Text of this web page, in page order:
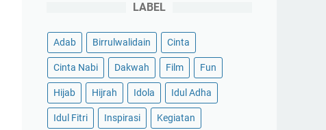
LABEL
Adab Birrulwalidain Cinta
Cinta Nabi Dakwah Film Fun
Hijab Hijrah Idola Idul Adha
Idul Fitri Inspirasi Kegiatan